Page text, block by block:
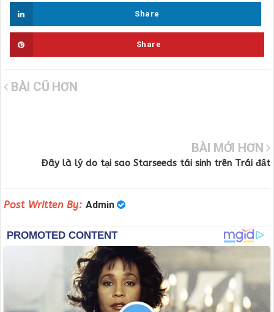
Share
Share
BÀI CŨ HƠN
BÀI MỚI HƠN
Đây là lý do tại sao Starseeds tái sinh trên Trái đất
Post Written By: Admin